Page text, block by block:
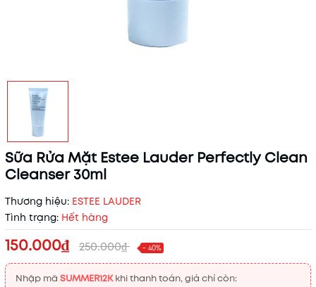
Sữa Rửa Mặt Estee Lauder Perfectly Clean
Cleanser 30ml
Thương hiệu: ESTEE LAUDER
Tình trạng: Hết hàng
150.000₫ 250.000₫ - 40%
Nhập mã SUMMER12Kkhi thanh toán, giá chỉ còn: